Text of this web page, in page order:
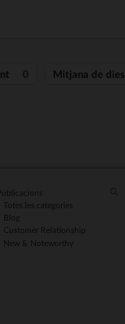
0 Mitjana de dies
Totes les categories
Blog
Customer Relationship
New & Noteworthy